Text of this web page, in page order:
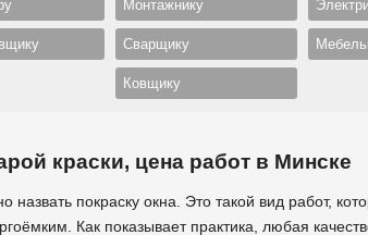
Монтажнику
Сварщику
Ковщику
краски, цена работ в Минске
назвать покраску окна. Это такой вид работ,
Как показывает практика, любая